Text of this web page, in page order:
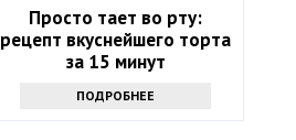
Просто тает во рту:
рецепт вкуснейшего торта
за 15 минут
ПОДРОБНЕЕ